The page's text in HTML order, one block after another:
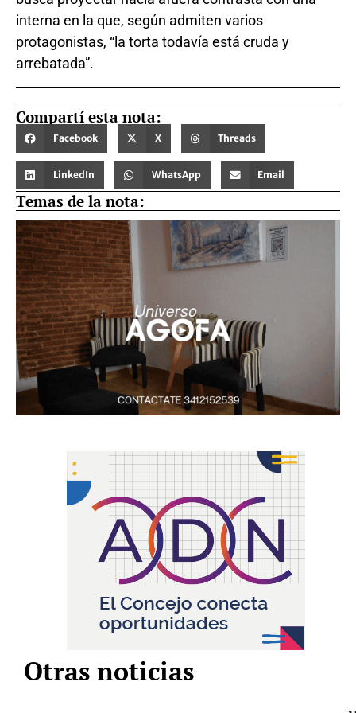
interna en la que, según admiten varios
protagonistas, “la torta todavía está cruda y
arrebatada”.
Compartí esta nota:
Facebook X Threads
LinkedIn WhatsApp Email
Temas de la nota:
Otras noticias